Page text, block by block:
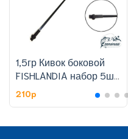
1,5гр Кивок боковой
FISHLANDIA набор 5шт,
цена за штуку
210p